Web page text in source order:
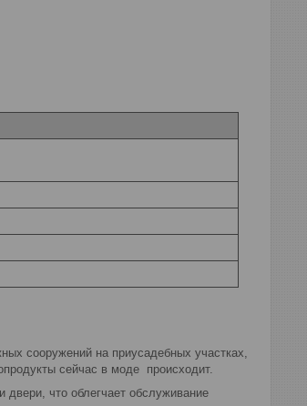
сооружений на приусадебных участках,
сейчас в моде происходит.
что облегчает обслуживание